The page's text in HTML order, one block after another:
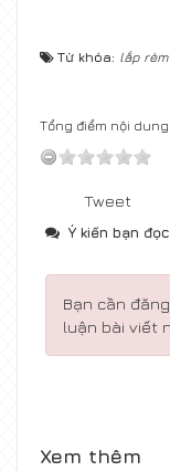
Từ khóa: lắp
Tổng điểm nội
Tweet
Ý kiến bạn đọc
Bạn cần
luận bài viết
Xem thêm